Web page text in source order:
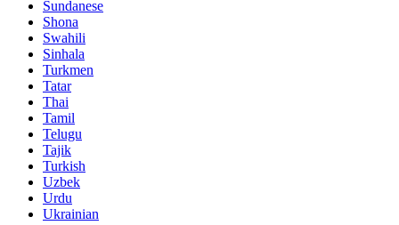
Sundanese
Shona
Swahili
Sinhala
Turkmen
Tatar
Thai
Tamil
Telugu
Tajik
Turkish
Uzbek
Urdu
Ukrainian